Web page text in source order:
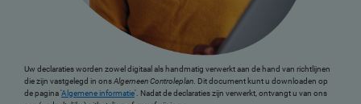
Uw declaraties worden zowel digitaal als handmatig verwerkt aan de hand van richtlijnen
die zijn vastgelegd in onsAlgemeen Controleplan . Dit document kunt u downloaden op
de pagina 'Algemene informatie'. Nadat de declaraties zijn verwerkt, ontvangt u van ons